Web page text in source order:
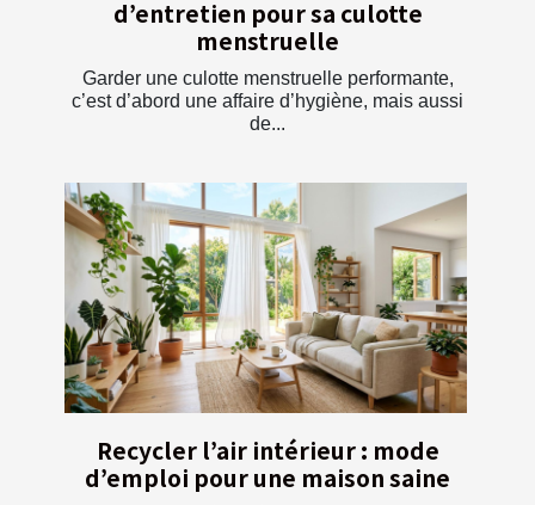
d’entretien pour sa culotte
menstruelle
Garder une culotte menstruelle performante,
c’est d’abord une affaire d’hygiène, mais aussi
de...
Recycler l’air intérieur : mode
d’emploi pour une maison saine